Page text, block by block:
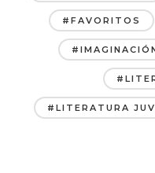
#FAVORITOS
#LITERATURA